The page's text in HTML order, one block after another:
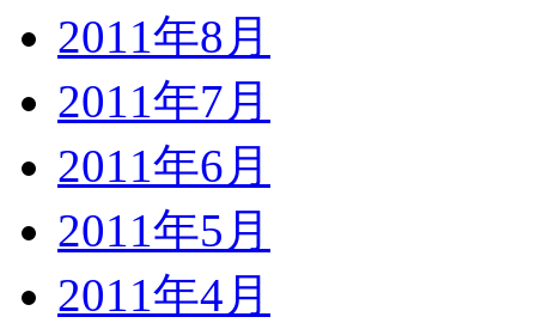
2011年8月
2011年7月
2011年6月
2011年5月
2011年4月